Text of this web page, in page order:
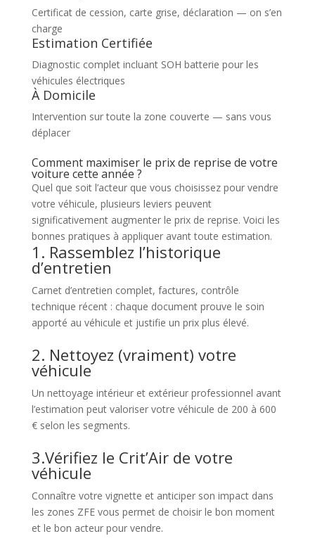
Certificat de cession, carte grise, déclaration — on s’en
charge
Estimation Certifiée
Diagnostic complet incluant SOH batterie pour les
véhicules électriques
À Domicile
Intervention sur toute la zone couverte — sans vous
déplacer
Comment maximiser le prix de reprise de votre
voiture cette année ?
Quel que soit l’acteur que vous choisissez pour vendre
votre véhicule, plusieurs leviers peuvent
significativement augmenter le prix de reprise. Voici les
bonnes pratiques à appliquer avant toute estimation.
1. Rassemblez l’historique
d’entretien
Carnet d’entretien complet, factures, contrôle
technique récent : chaque document prouve le soin
apporté au véhicule et justifie un prix plus élevé.
2. Nettoyez (vraiment) votre
véhicule
Un nettoyage intérieur et extérieur professionnel avant
l’estimation peut valoriser votre véhicule de 200 à 600
€ selon les segments.
3.Vérifiez le Crit’Air de votre
véhicule
Connaître votre vignette et anticiper son impact dans
les zones ZFE vous permet de choisir le bon moment
et le bon acteur pour vendre.